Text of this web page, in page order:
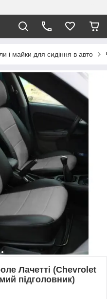
і майки для сидіння в авто
Лачетті (Chevrolet
підголовник)